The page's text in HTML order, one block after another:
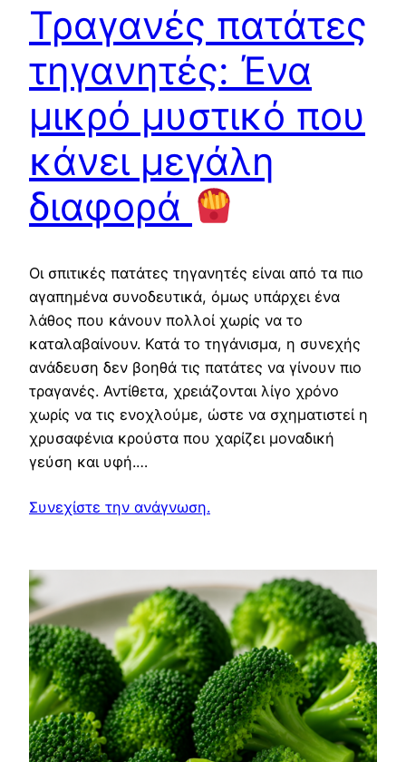
Τραγανές πατάτες
τηγανητές: Ένα
μικρό μυστικό που
κάνει μεγάλη
διαφορά
Οι σπιτικές πατάτες τηγανητές είναι από τα πιο
αγαπημένα συνοδευτικά, όμως υπάρχει ένα
λάθος που κάνουν πολλοί χωρίς να το
καταλαβαίνουν. Κατά το τηγάνισμα, η συνεχής
ανάδευση δεν βοηθά τις πατάτες να γίνουν πιο
τραγανές. Αντίθετα, χρειάζονται λίγο χρόνο
χωρίς να τις ενοχλούμε, ώστε να σχηματιστεί η
χρυσαφένια κρούστα που χαρίζει μοναδική
γεύση και υφή.…
Συνεχίστε την ανάγνωση.